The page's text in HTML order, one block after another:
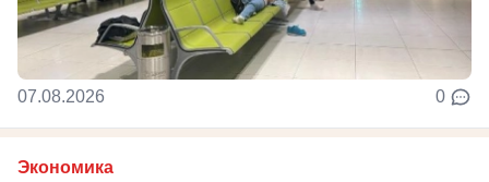
07.08.2026 0
Экономика